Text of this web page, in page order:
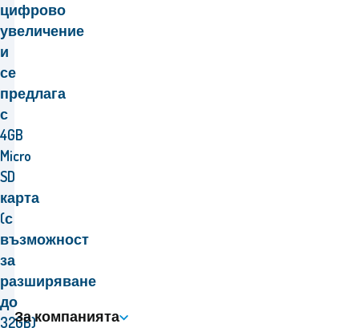
цифрово
увеличение
и
се
предлага
с
4GB
Micro
SD
карта
(с
възможност
за
разширяване
до
32GB)
За компанията